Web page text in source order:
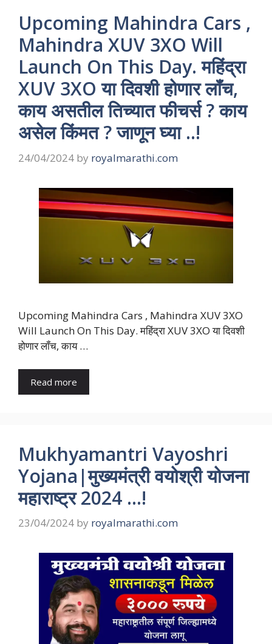
Upcoming Mahindra Cars ,
Mahindra XUV 3XO Will
Launch On This Day. महिंद्रा
XUV 3XO या दिवशी होणार लॉंच,
काय असतील तिच्यात फीचर्स ? काय
असेल किंमत ? जाणून घ्या ..!
24/04/2024 by royalmarathi.com
Upcoming Mahindra Cars , Mahindra XUV 3XO
Will Launch On This Day. महिंद्रा XUV 3XO या दिवशी
होणार लॉंच, काय …
Read more
Mukhyamantri Vayoshri
Yojana|मुख्यमंत्री वयोश्री योजना
महाराष्ट्र 2024 …!
23/04/2024 by royalmarathi.com